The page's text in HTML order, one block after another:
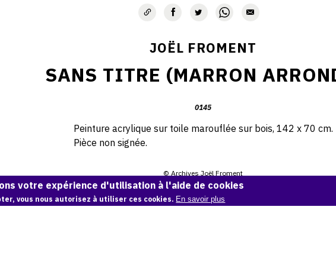
JOËL FROMENT
SANS TITRE (MARRON
0145
Peinture acrylique sur toile marouflée sur bois, 142 x 70 cm.
Pièce non signée.
© Archives Joël Froment
Demande d'information
votre expérience d'utilisation à l'aide de cookies
vous nous autorisez à utiliser ces cookies. En savoir plus